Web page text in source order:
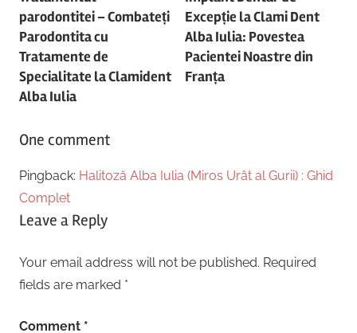
navigation
parodontitei – Combateți
Parodontita cu
Tratamente de
Specialitate la Clamident
Alba Iulia
Excepție la Clami Dent
Alba Iulia: Povestea
Pacientei Noastre din
Franța
One comment
Pingback: Halitoză Alba Iulia (Miros Urât al Gurii) : Ghid
Complet
Leave a Reply
Your email address will not be published. Required
fields are marked *
Comment *